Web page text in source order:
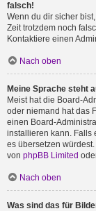
falsch!
Wenn du dir sicher
Zeit trotzdem noch
Kontaktiere einen
Nach oben
Meine Sprache steht
Meist hat die Board-
oder niemand hat das
einen Board-
installieren kann. Falls
es übersetzen
von phpBB Limited
Nach oben
Was sind das für